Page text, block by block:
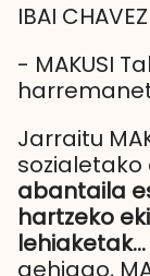
IBAI
- MAKUSI
Jarraitu
sozialetako
abantaila
hartzeko
lehiaketak...
gehiago,